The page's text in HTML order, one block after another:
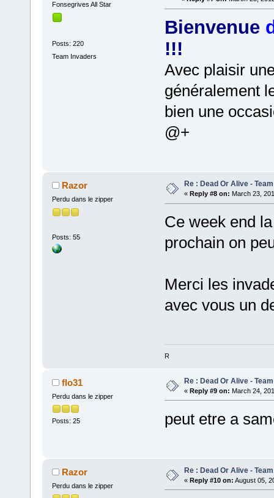
Fonsegrives All Star
Posts: 220
Team Invaders
Bienvenue
!!!
Avec plaisir
généralement
bien une
@+
Razor
Perdu dans le zipper
Posts: 55
Re : Dead Or Alive - Team
« Reply #8 on: March 23,
Ce week end
prochain on
Merci les
avec vous un
R
flo31
Perdu dans le zipper
Posts: 25
Re : Dead Or Alive - Team
« Reply #9 on: March 24,
peut etre a
Razor
Perdu dans le zipper
Re : Dead Or Alive - Team
« Reply #10 on: August 05,